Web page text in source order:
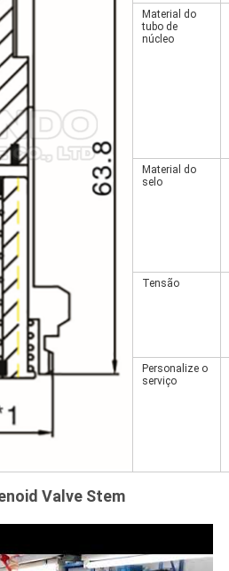
Material do
tubo de
núcleo
Material do
selo
Tensão
Personalize o
serviço
Valve Stem